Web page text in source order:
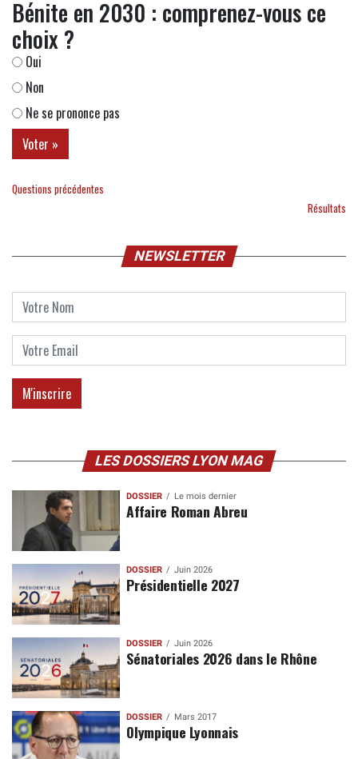
Bénite en 2030 : comprenez-vous ce
choix ?
Oui
Non
Ne se prononce pas
Questions précédentes
Résultats
NEWSLETTER
LES DOSSIERS LYON MAG
DOSSIER Le mois dernier
Affaire Roman Abreu
DOSSIER Juin 2026
Présidentielle 2027
DOSSIER Juin 2026
Sénatoriales 2026 dans le Rhône
DOSSIER Mars 2017
Olympique Lyonnais